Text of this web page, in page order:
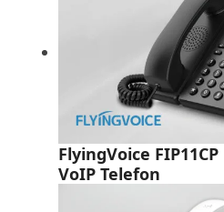
FlyingVoice
VoIP Telefon